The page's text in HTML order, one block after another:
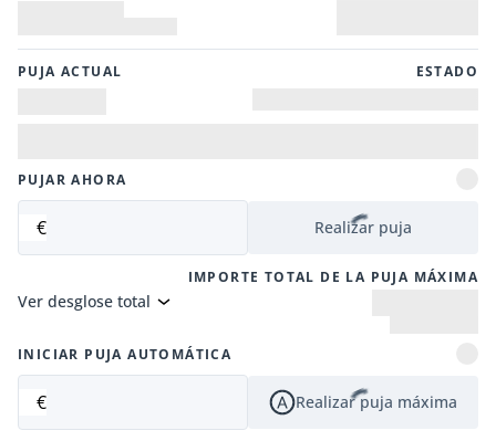
PUJA ACTUAL ESTADO
PUJAR AHORA
€ Realizar puja
IMPORTE TOTAL DE LA PUJA MÁXIMA
Ver desglose total
INICIAR PUJA AUTOMÁTICA
€ Realizar puja máxima